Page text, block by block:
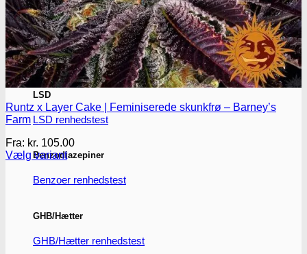
Heroin renhedstest
Badesalte
Badesalte renhedstest
LSD
LSD renhedstest
Benzodiazepiner
Benzoer renhedstest
GHB/Hætter
GHB/Hætter renhedstest
Runtz x Layer Cake | Feminiserede skunkfrø – Barney’s
Farm
Fra: kr. 105.00
Vælg variant
varianter.